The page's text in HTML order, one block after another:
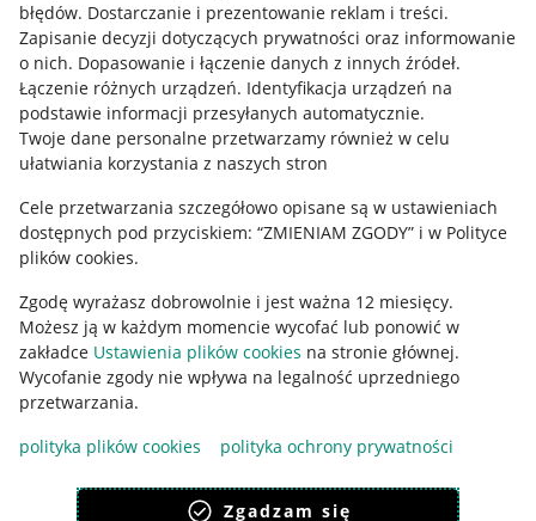
błędów. Dostarczanie i prezentowanie reklam i treści.
Zapisanie decyzji dotyczących prywatności oraz informowanie
o nich. Dopasowanie i łączenie danych z innych źródeł.
Łączenie różnych urządzeń. Identyfikacja urządzeń na
podstawie informacji przesyłanych automatycznie.
Twoje dane personalne przetwarzamy również w celu
ułatwiania korzystania z naszych stron
Cele przetwarzania szczegółowo opisane są w ustawieniach
dostępnych pod przyciskiem: “ZMIENIAM ZGODY” i w Polityce
plików cookies.
Zgodę wyrażasz dobrowolnie i jest ważna 12 miesięcy.
Możesz ją w każdym momencie wycofać lub ponowić w
zakładce Ustawienia plików cookies na stronie głównej.
Wycofanie zgody nie wpływa na legalność uprzedniego
przetwarzania.
polityka plików cookies
polityka ochrony prywatności
Zgadzam się
Informacje prawne
Regulamin
Polityka plików "cookies"
Ustawienia plików "cookies"
Udostępnianie lokalizacji
Informacje dla Aktu o Usługach Cyfrowych
Pobierz aplikację